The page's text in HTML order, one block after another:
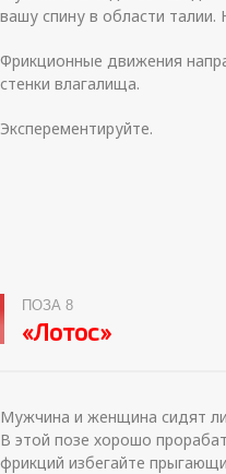
вашу спину в области талии.
Фрикционные движения
стенки влагалища.
Эксперементируйте.
ПОЗА 8
«Лотос»
Мужчина и женщина сидят
В этой позе хорошо
фрикций избегайте